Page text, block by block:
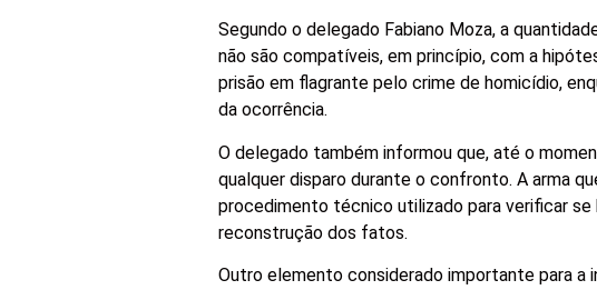
Segundo o delegado Fabiano Moza, a
não são compatíveis, em princípio, com a
prisão em flagrante pelo crime de homicídio,
da ocorrência.
O delegado também informou que, até o
qualquer disparo durante o confronto. A arma
procedimento técnico utilizado para verificar
reconstrução dos fatos.
Outro elemento considerado importante para a